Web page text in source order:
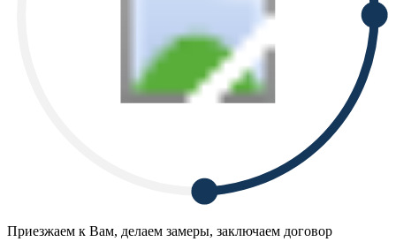
Приезжаем к Вам, делаем замеры, заключаем договор